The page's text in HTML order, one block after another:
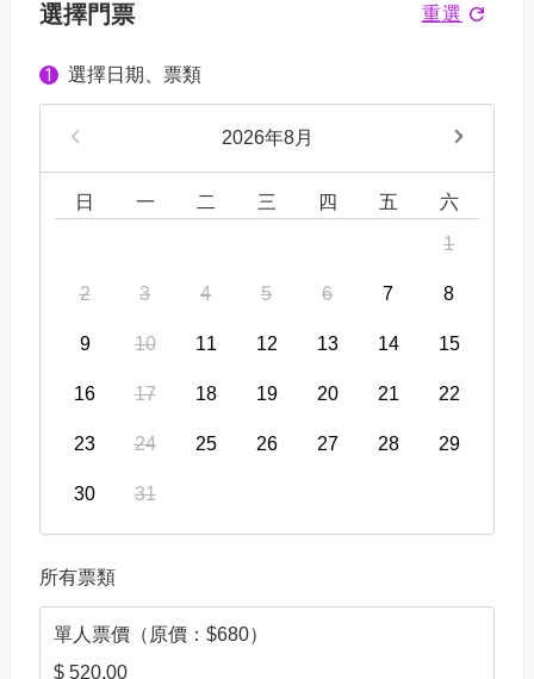
選擇門票 重選
1 選擇日期、票類
2026年8月
日 一 二 三 四 五 六
1
2 3 4 5 6 7 8
9 10 11 12 13 14 15
16 17 18 19 20 21 22
23 24 25 26 27 28 29
30 31
所有票類
單人票價（原價：$680）
$ 520.00